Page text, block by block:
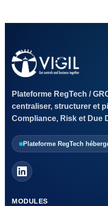
Plateforme RegTech /
centraliser, structurer et
Compliance, Risk et Due
Plateforme RegTech
MODULES